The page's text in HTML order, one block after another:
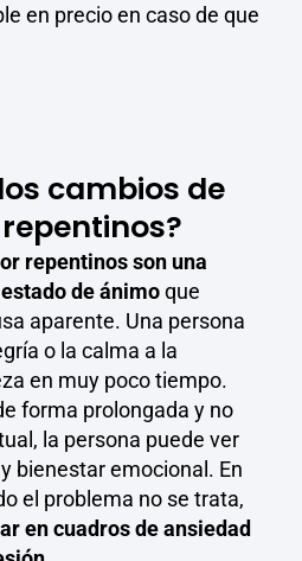
en precio en caso de que
cambios de
repentinos son una
de ánimoque
aparente. Una persona
o la calma a la
en muy poco tiempo.
forma prolongada y no
la persona puede ver
bienestar emocional. En
el problema no se trata,
en cuadros de ansiedad